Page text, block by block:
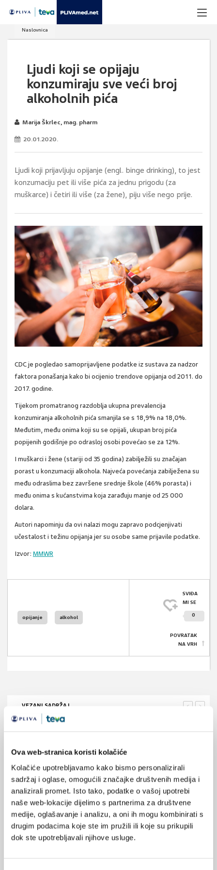
Ova web-stranica koristi kolačiće
Kolačiće upotrebljavamo kako bismo personalizirali
sadržaj i oglase, omogućili značajke društvenih medija i
analizirali promet. Isto tako, podatke o vašoj upotrebi
naše web-lokacije dijelimo s partnerima za društvene
medije, oglašavanje i analizu, a oni ih mogu kombinirati s
drugim podacima koje ste im pružili ili koje su prikupili
dok ste upotrebljavali njihove usluge.
Naslovnica
Ljudi koji se opijaju
konzumiraju sve veći broj
alkoholnih pića
Marija Škrlec, mag. pharm
20.01.2020.
Ljudi koji prijavljuju opijanje (engl. binge drinking), to jest
konzumaciju pet ili više pića za jednu prigodu (za
muškarce) i četiri ili više (za žene), piju više nego prije.
CDC je pogledao samoprijavljene podatke iz sustava za nadzor
faktora ponašanja kako bi ocijenio trendove opijanja od 2011. do
2017. godine.
Tijekom promatranog razdoblja ukupna prevalencija
konzumiranja alkoholnih pića smanjila se s 18,9% na 18,0%.
Međutim, među onima koji su se opijali, ukupan broj pića
popijenih godišnje po odrasloj osobi povećao se za 12%.
I muškarci i žene (stariji od 35 godina) zabilježili su značajan
porast u konzumaciji alkohola. Najveća povećanja zabilježena su
među odraslima bez završene srednje škole (46% porasta) i
među onima s kućanstvima koja zarađuju manje od 25 000
dolara.
Autori napominju da ovi nalazi mogu zapravo podcjenjivati ​​
učestalost i težinu opijanja jer su osobe same prijavile podatke.
Izvor: MMWR
opijanje alkohol
SVIĐA
MI SE
0
POVRATAK
NA VRH
VEZANI SADRŽAJ >
<
23.06.2025.
12.03.2023.
Predstavlja li konzumacija eritritola rizik za zdravlje?
26.12.2022.
Alkohol i benzodijazepini – česta i ubojita
kombinacija